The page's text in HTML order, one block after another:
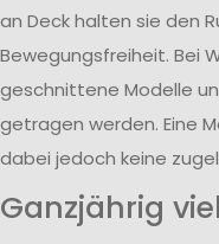
an Deck halten sie den
Bewegungsfreiheit. Bei
geschnittene Modelle
getragen werden. Eine
dabei jedoch keine
Ganzjährig